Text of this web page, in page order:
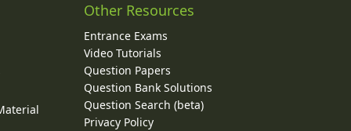
Other Resources
Entrance Exams
Video Tutorials
Question Papers
Question Bank Solutions
Question Search (beta)
Privacy Policy